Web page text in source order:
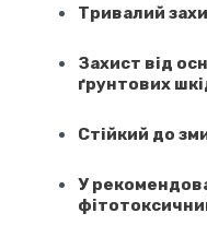
Тривалий
Захист від
ґрунтових
Стійкий до
У